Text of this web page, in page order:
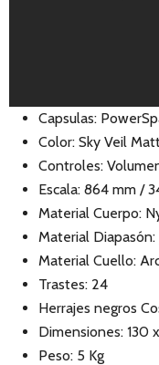
Capsulas:
Color: Sky Veil
Controles:
Escala: 864 mm /
Material Cuerpo:
Material
Material Cuello:
Trastes: 24
Herrajes negros
Dimensiones: 130
Peso: 5 Kg